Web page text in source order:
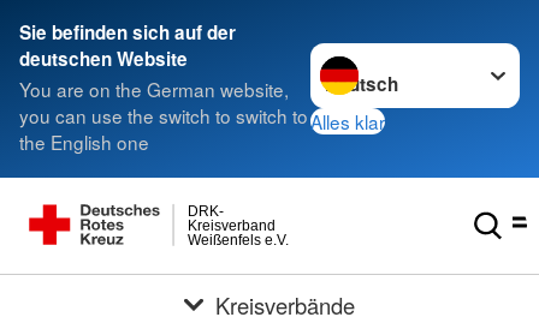
Sie befinden sich auf der
deutschen Website
You are on the German website,
you can use the switch to switch to
the English one
Sprache wechseln zu
Alles klar
Weißenfels e.V.
Kreisverband
DRK-
Kreisverbände